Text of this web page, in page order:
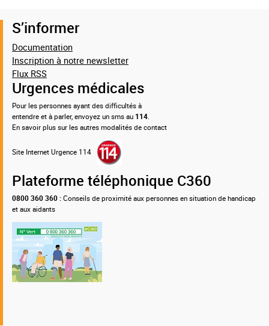
S’informer
Documentation
Inscription à notre newsletter
Flux RSS
Urgences médicales
Pour les personnes ayant des difficultés à
entendre et à parler, envoyez un sms au 114.
En savoir plus sur les autres modalités de contact
Site Internet Urgence 114
Plateforme téléphonique C360
0800 360 360 : Conseils de proximité aux personnes en situation de handicap
et aux aidants